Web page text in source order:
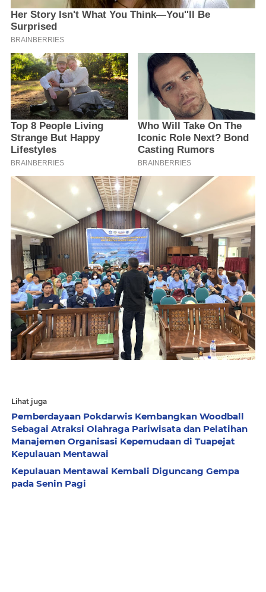
Lihat juga
Pemberdayaan Pokdarwis Kembangkan Woodball
Sebagai Atraksi Olahraga Pariwisata dan Pelatihan
Manajemen Organisasi Kepemudaan di Tuapejat
Kepulauan Mentawai
Kepulauan Mentawai Kembali Diguncang Gempa
pada Senin Pagi